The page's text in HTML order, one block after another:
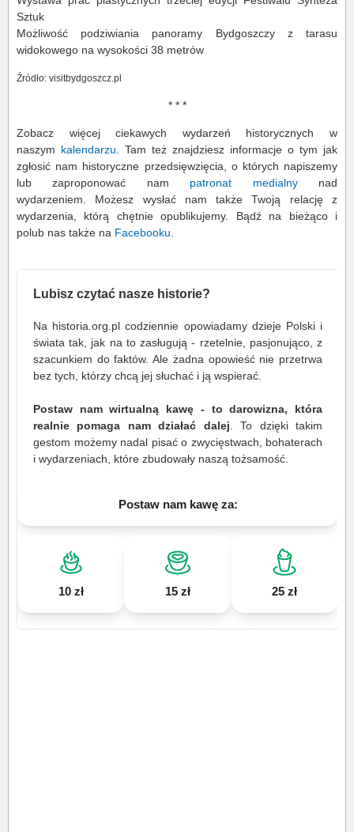
Sztuk
Możliwość podziwiania panoramy Bydgoszczy z tarasu
widokowego na wysokości 38 metrów
Źródło: visitbydgoszcz.pl
* * *
Zobacz więcej ciekawych wydarzeń historycznych w
naszym kalendarzu . Tam też znajdziesz informacje o tym jak
zgłosić nam historyczne przedsięwzięcia, o których napiszemy
lub zaproponować nam patronat medialnynad
wydarzeniem. Możesz wysłać nam także Twoją relację z
wydarzenia, którą chętnie opublikujemy. Bądź na bieżąco i
polub nas także na Facebooku
Lubisz czytać nasze historie?
Na historia.org.pl codziennie opowiadamy dzieje Polski i
świata tak, jak na to zasługują - rzetelnie, pasjonująco, z
szacunkiem do faktów. Ale żadna opowieść nie przetrwa
bez tych, którzy chcą jej słuchać i ją wspierać.
Postaw nam wirtualną kawę - to darowizna, która
realnie pomaga nam działać dalej . To dzięki takim
gestom możemy nadal pisać o zwycięstwach, bohaterach
i wydarzeniach, które zbudowały naszą tożsamość.
Postaw nam kawę za:
10 zł 15 zł 25 zł